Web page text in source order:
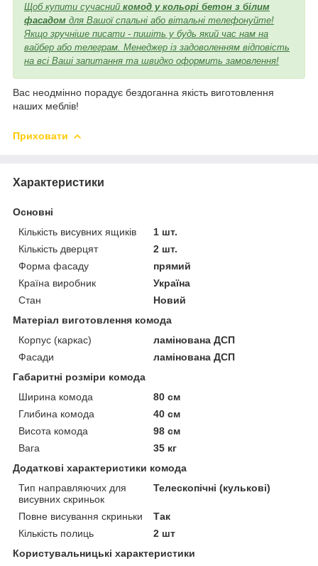
Щоб купити сучасний комод у кольорі бетон з білим
фасадом для Вашої спальні або вітальні телефонуйте!
Якщо зручніше писати - пишіть у будь який час нам на
вайбер або телеграм. Менеджер із задоволенням відповість
на всі Ваші запитання та швидко оформить замовлення!
Вас неодмінно порадує бездоганна якість виготовлення
наших меблів!
Приховати
Характеристики
Основні
Кількість висувних ящиків
1 шт.
Кількість дверцят
2 шт.
Форма фасаду
прямий
Країна виробник
Україна
Стан
Новий
Матеріал виготовлення комода
Корпус (каркас)
ламінована ДСП
Фасади
ламінована ДСП
Габаритні розміри комода
Ширина комода
80 см
Глибина комода
40 см
Висота комода
98 см
Вага
35 кг
Додаткові характеристики комода
Тип направляючих для
висувних скриньок
Телескопічні (кулькові)
Повне висування скриньки
Так
Кількість полиць
2 шт
Користувальницькі характеристики